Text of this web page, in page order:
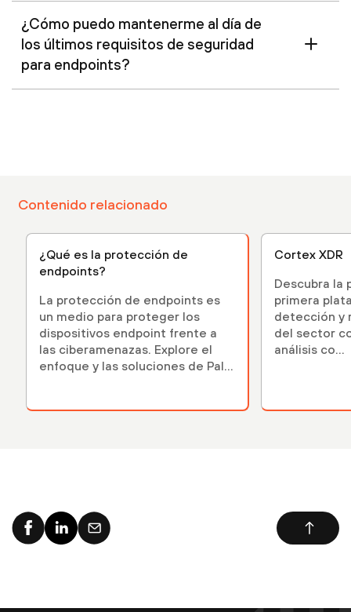
¿Cómo puedo mantenerme al día de
los últimos requisitos de seguridad
para endpoints?
Contenido relacionado
¿Qué es la protección de
endpoints?
La protección de endpoints es
un medio para proteger los
dispositivos endpoint frente a
las ciberamenazas. Explore el
enfoque y las soluciones de Palo
Cortex XDR
Descubra la
primera
detección y
del sector
análisis co...